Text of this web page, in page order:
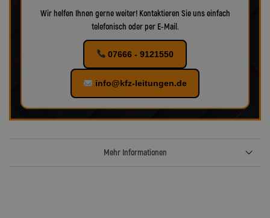
Wir helfen Ihnen gerne weiter! Kontaktieren Sie uns einfach
telefonisch oder per E-Mail.
07666 - 9121550
info@kfz-leitungen.de
Mehr Informationen